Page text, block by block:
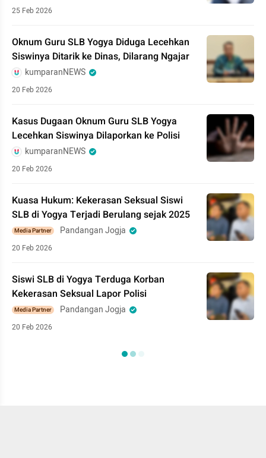
25 Feb 2026
Oknum Guru SLB Yogya Diduga Lecehkan
Siswinya Ditarik ke Dinas, Dilarang Ngajar
kumparanNEWS
20 Feb 2026
Kasus Dugaan Oknum Guru SLB Yogya
Lecehkan Siswinya Dilaporkan ke Polisi
kumparanNEWS
20 Feb 2026
Kuasa Hukum: Kekerasan Seksual Siswi
SLB di Yogya Terjadi Berulang sejak 2025
Media Partner Pandangan Jogja
20 Feb 2026
Siswi SLB di Yogya Terduga Korban
Kekerasan Seksual Lapor Polisi
Media Partner Pandangan Jogja
20 Feb 2026